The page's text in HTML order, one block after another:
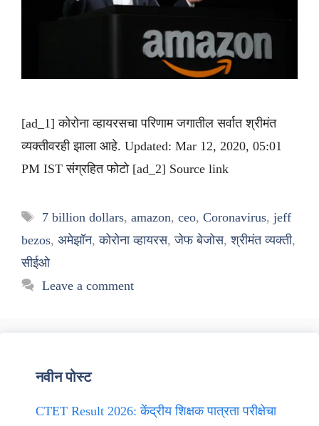
[ad_1] कोरोना व्हायरसचा परिणाम जगातील सर्वात श्रीमंत
व्यक्तीवरही झाला आहे. Updated: Mar 12, 2020, 05:01
PM IST संग्रहित फोटो [ad_2] Source link
Tags
7 billion dollars, amazon, ceo, Coronavirus, jeff
bezos, अमेझॉन,कोरोना व्हायरस,जेफ बेजोस,श्रीमंत व्यक्ती,
सीईओ
Leave a comment
नवीन पोस्ट
CTET Result 2026: केंद्रीय शिक्षक पात्रता परीक्षेचा